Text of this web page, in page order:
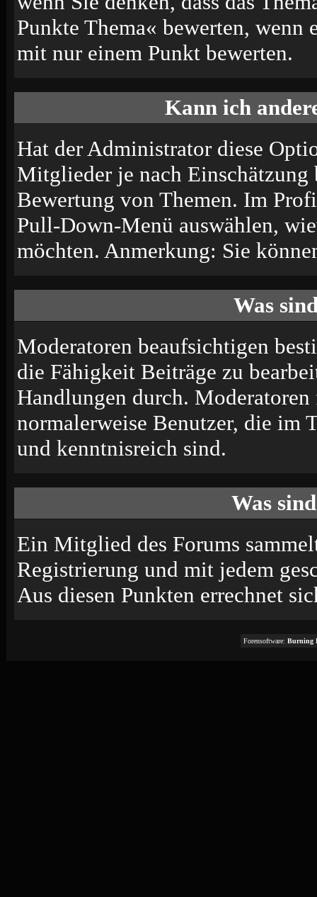
Punkte Thema« bewerten, wenn
mit nur einem Punkt bewerten.
Kann ich
Hat der Administrator diese
Mitglieder je nach Einschätzung
Bewertung von Themen. Im
Pull-Down-Menü auswählen,
möchten. Anmerkung: Sie
Was
Moderatoren beaufsichtigen
die Fähigkeit Beiträge zu
Handlungen durch.
normalerweise Benutzer, die im
und kenntnisreich sind.
Was
Ein Mitglied des Forums
Registrierung und mit jedem
Aus diesen Punkten errechnet
Forensoftware: Burning